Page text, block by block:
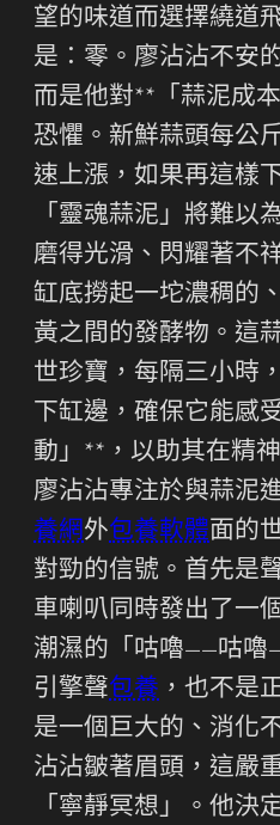
望的味道而選擇繞道
是：零。廖沾沾不安
而是他對**「蒜泥成
恐懼。新鮮蒜頭每公
速上漲，如果再這樣
「靈魂蒜泥」將難以
磨得光滑、閃耀著不
缸底撈起一坨濃稠的
黃之間的發酵物。這
世珍寶，每隔三小時
下缸邊，確保它能感
動」**，以助其在精
廖沾沾專注於與蒜泥
養網外包養軟體面的
對勁的信號。首先是
車喇叭同時發出了一
潮濕的「咕嚕——咕嚕
引擎聲包養 ，也不是
是一個巨大的、消化
沾沾皺著眉頭，這嚴
「寧靜冥想」。他決